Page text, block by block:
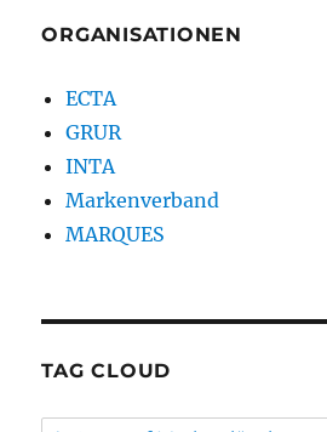
ORGANISATIONEN
ECTA
GRUR
INTA
Markenverband
MARQUES
TAG CLOUD